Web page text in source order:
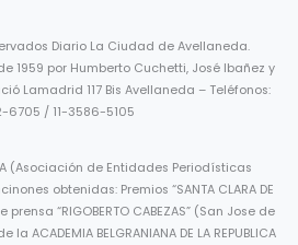
Diario La Ciudad de Avellaneda.
1959 por Humberto Cuchetti, José Ibañez y
Lamadrid 117 Bis Avellaneda – Teléfonos:
6705 / 11-3586-5105
(Asociación de Entidades Periodísticas
obtenidas: Premios “SANTA CLARA DE
prensa “RIGOBERTO CABEZAS” (San Jose de
ACADEMIA BELGRANIANA DE LA REPUBLICA